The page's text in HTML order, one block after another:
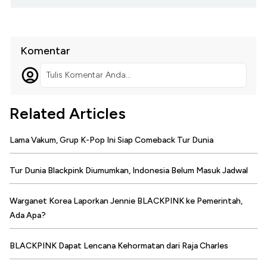
Komentar
Tulis Komentar Anda...
Related Articles
Lama Vakum, Grup K-Pop Ini Siap Comeback Tur Dunia
Tur Dunia Blackpink Diumumkan, Indonesia Belum Masuk Jadwal
Warganet Korea Laporkan Jennie BLACKPINK ke Pemerintah,
Ada Apa?
BLACKPINK Dapat Lencana Kehormatan dari Raja Charles